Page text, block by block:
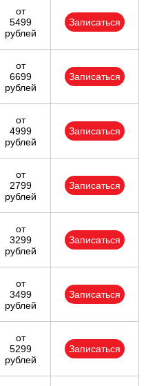
от
5499
рублей
Записаться
от
6699
рублей
Записаться
от
4999
рублей
Записаться
от
2799
рублей
Записаться
от
3299
рублей
Записаться
от
3499
рублей
Записаться
от
5299
рублей
Записаться